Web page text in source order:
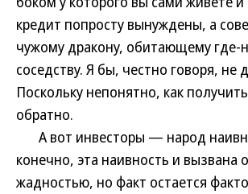
кредит попросту вынуждены, а
чужому дракону, обитающему где-
соседству. Я бы, честно говоря, не
Поскольку непонятно, как
обратно.
А вот инвесторы — народ
конечно, эта наивность и вызвана
жадностью, но факт остается